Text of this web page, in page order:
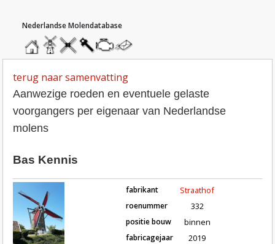
homemolendatabase
roedendatabase
assendatabase
motorendatabase
stuur
een
terug naar samenvatting
Aanwezige roeden en eventuele gelaste
voorgangers per eigenaar van Nederlandse
molens
Bas Kennis
fabrikant
roenummer
positie bouw
fabricagejaar
Straathof
332
binnen
2019